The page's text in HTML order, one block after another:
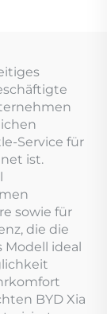
Service für
ist.
sowie für
die die
Modell ideal
BYD Xia